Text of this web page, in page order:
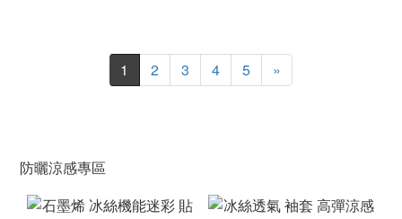
1 2 3 4 5 »
防曬涼感專區